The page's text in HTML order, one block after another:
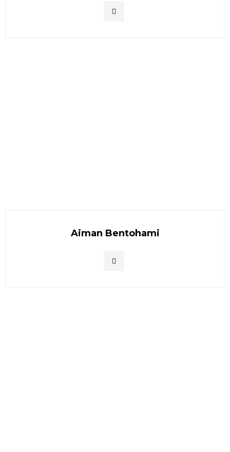
Aiman Bentohami